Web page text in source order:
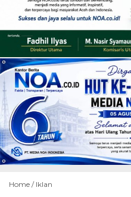
Home / Iklan